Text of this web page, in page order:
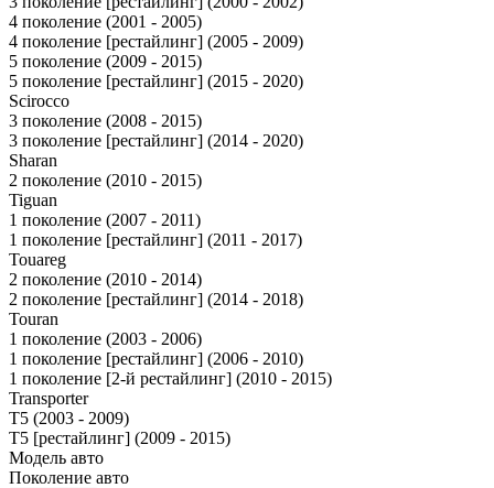
4 поколение (2001 - 2005)
4 поколение [рестайлинг] (2005 - 2009)
5 поколение (2009 - 2015)
5 поколение [рестайлинг] (2015 - 2020)
Scirocco
3 поколение (2008 - 2015)
3 поколение [рестайлинг] (2014 - 2020)
Sharan
2 поколение (2010 - 2015)
Tiguan
1 поколение (2007 - 2011)
1 поколение [рестайлинг] (2011 - 2017)
Touareg
2 поколение (2010 - 2014)
2 поколение [рестайлинг] (2014 - 2018)
Touran
1 поколение (2003 - 2006)
1 поколение [рестайлинг] (2006 - 2010)
1 поколение [2-й рестайлинг] (2010 - 2015)
Transporter
T5 (2003 - 2009)
T5 [рестайлинг] (2009 - 2015)
Модель авто
Поколение авто